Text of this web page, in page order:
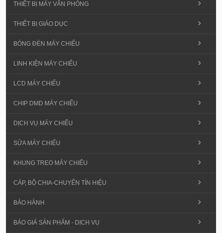
THIẾT BỊ MÁY VĂN PHÒNG
THIẾT BỊ GIÁO DỤC
BÓNG ĐÈN MÁY CHIẾU
LINH KIỆN MÁY CHIẾU
LCD MÁY CHIẾU
CHIP DMD MÁY CHIẾU
DỊCH VỤ MÁY CHIẾU
SỬA MÁY CHIẾU
KHUNG TREO MÁY CHIẾU
CÁP, BỘ CHIA-CHUYỂN TÍN HIỆU
BẢO HÀNH
BÁO GIÁ SẢN PHẨM - DỊCH VỤ